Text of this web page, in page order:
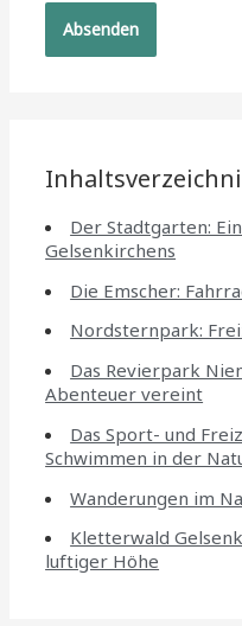
Der Stadtgarten:
Gelsenkirchens
Die Emscher:
Nordsternpark:
Das Revierpark
Abenteuer vereint
Das Sport- und
Schwimmen in der
Wanderungen im
Kletterwald
luftiger Höhe